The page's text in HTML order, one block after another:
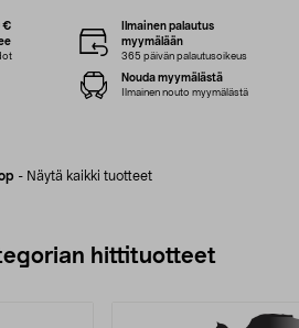
- Näytä kaikki tuotteet
€
Ilmainen palautus
myymälään
365 päivän palautusoikeus
Nouda myymälästä
Ilmainen nouto myymälästä
hittituotteet